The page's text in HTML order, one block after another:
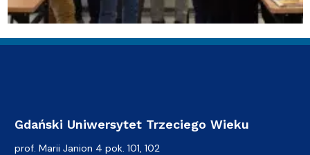
Gdański Uniwersytet Trzeciego Wieku
prof. Marii Janion 4 pok. 101, 102